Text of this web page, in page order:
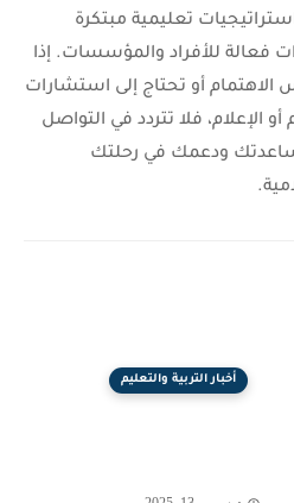
تعليمية مبتكرة
فعالة للأفراد والمؤسسات. إذا
أو تحتاج إلى استشارات
الإعلام، فلا تتردد في التواصل
ودعمك في رحلتك
أخبار التربية والتعليم